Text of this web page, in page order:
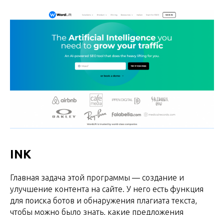
INK
Главная задача этой программы — создание и
улучшение контента на сайте. У него есть функция
для поиска ботов и обнаружения плагиата текста,
чтобы можно было знать, какие предложения